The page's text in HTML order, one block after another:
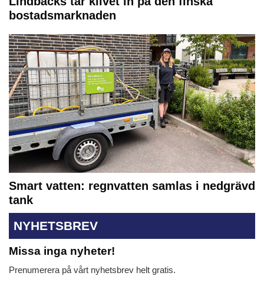
bostadsmarknaden
Smart vatten: regnvatten samlas i nedgrävd
tank
NYHETSBREV
Missa inga nyheter!
Prenumerera på vårt nyhetsbrev helt gratis.